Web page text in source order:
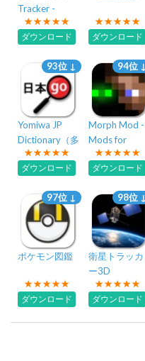
Tracker -
Valking.gg
ダウンロード ダウンロード
93位 ↓
Yomiwa JP
Dictionary（多
言語辞書）
ダウンロード
94位 ↓
Morph Mod -
Mods for
Minecraft
ダウンロード
97位 ↓
ポケモン図鑑
ダウンロード
98位 ↓
衛星トラッカ
ー3D
ダウンロード